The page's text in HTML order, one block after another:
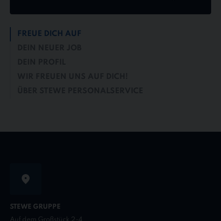
FREUE DICH AUF
STEWE GRUPPE